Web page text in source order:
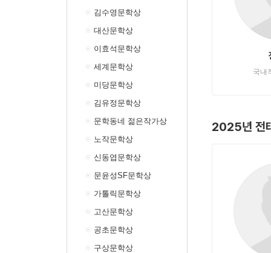
김수영문학상
대산문학상
이효석문학상
세계문학상
미당문학상
김유정문학상
문학동네 젊은작가상
노작문학상
신동엽문학상
문윤성SF문학상
가톨릭문학상
고산문학상
공초문학상
구상문학상
국내
2025년 전